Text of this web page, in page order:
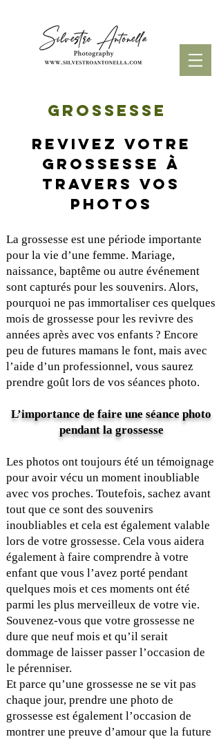
Grossesse
Revivez votre
grossesse à
travers vos
photos
La grossesse est une période importante
pour la vie d’une femme. Mariage,
naissance, baptême ou autre événement
sont capturés pour les souvenirs. Alors,
pourquoi ne pas immortaliser ces quelques
mois de grossesse pour les revivre des
années après avec vos enfants ? Encore
peu de futures mamans le font, mais avec
l’aide d’un professionnel, vous saurez
prendre goût lors de vos séances photo.
L’importance de faire une séance photo
pendant la grossesse
Les photos ont toujours été un témoignage
pour avoir vécu un moment inoubliable
avec vos proches. Toutefois, sachez avant
tout que ce sont des souvenirs
inoubliables et cela est également valable
lors de votre grossesse. Cela vous aidera
également à faire comprendre à votre
enfant que vous l’avez porté pendant
quelques mois et ces moments ont été
parmi les plus merveilleux de votre vie.
Souvenez-vous que votre grossesse ne
dure que neuf mois et qu’il serait
dommage de laisser passer l’occasion de
le pérenniser.
Et parce qu’une grossesse ne se vit pas
chaque jour, prendre une photo de
grossesse est également l’occasion de
montrer une preuve d’amour que la future